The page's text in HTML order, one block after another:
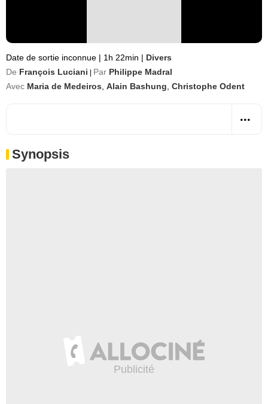
Date de sortie inconnue | 1h 22min | Divers
De François Luciani Par Philippe Madral
Avec Maria de Medeiros Alain Bashung Christophe Odent
Synopsis